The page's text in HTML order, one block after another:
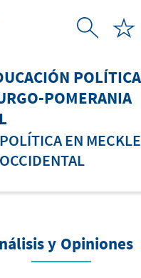
POMERANIA
EN
y Opiniones